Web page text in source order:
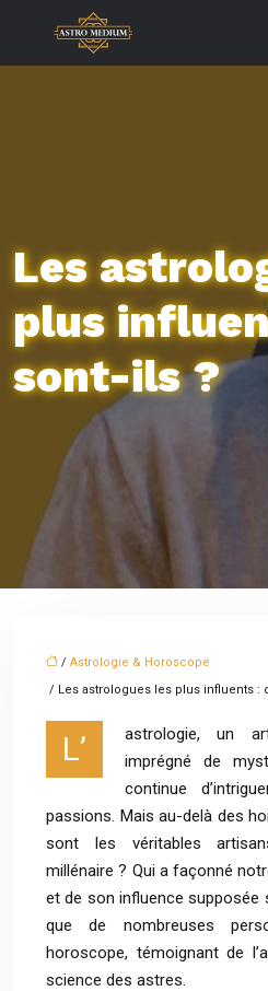
Les
plus
sont-ils ?
/ Astrologie & Horoscope
/ Les astrologues les plus influents :
L’
astrologie, un
imprégné de
continue
passions. Mais au-delà des
sont les véritables
millénaire ? Qui a façonné
et de son influence supposée
que de nombreuses
horoscope, témoignant de
science des astres.